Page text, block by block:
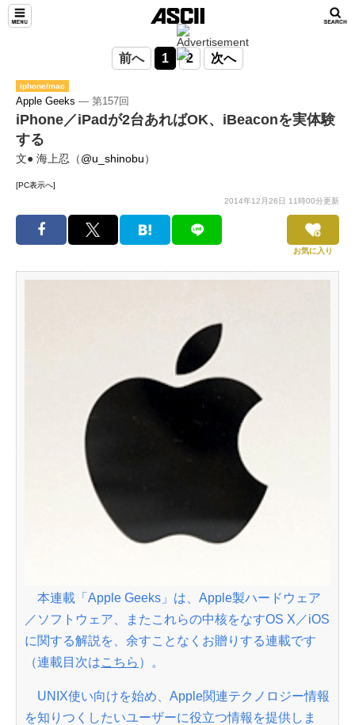
前へ 1 2 次へ
iphone/mac
Apple Geeks ― 第157回
iPhone／iPadが2台あればOK、iBeaconを実体験
する
文● 海上忍（@u_shinobu）
[PC表示へ]
2014年12月26日 11時00分更新
お気に入り
本連載「Apple Geeks」は、Apple製ハードウェア
／ソフトウェア、またこれらの中核をなすOS X／iOS
に関する解説を、余すことなくお贈りする連載です
（連載目次はこちら ）。
UNIX使い向けを始め、Apple関連テクノロジー情報
を知りつくしたいユーザーに役立つ情報を提供しま